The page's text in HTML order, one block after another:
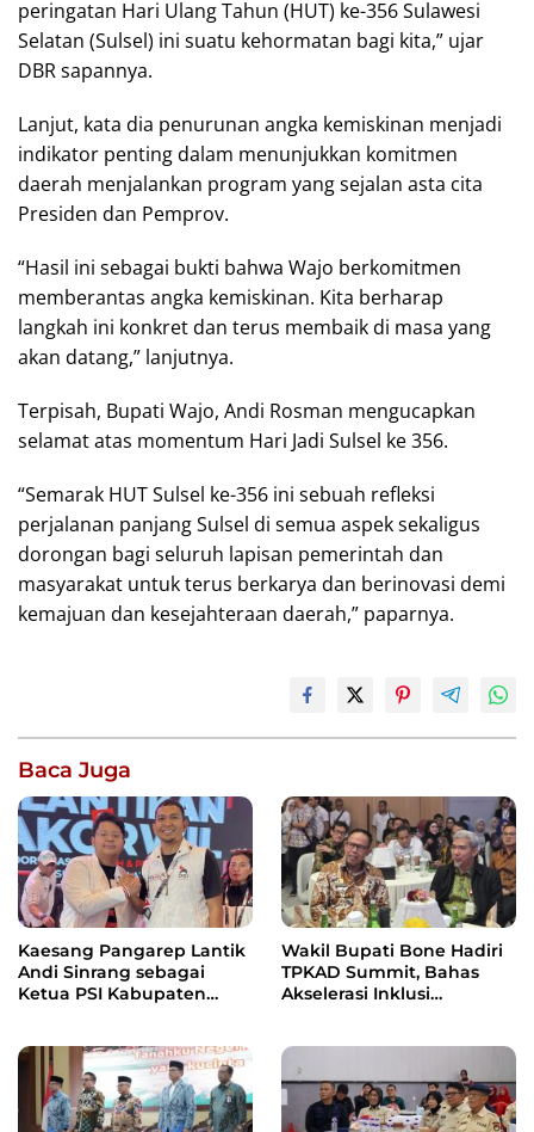
peringatan Hari Ulang Tahun (HUT) ke-356 Sulawesi
Selatan (Sulsel) ini suatu kehormatan bagi kita,” ujar
DBR sapannya.
Lanjut, kata dia penurunan angka kemiskinan menjadi
indikator penting dalam menunjukkan komitmen
daerah menjalankan program yang sejalan asta cita
Presiden dan Pemprov.
“Hasil ini sebagai bukti bahwa Wajo berkomitmen
memberantas angka kemiskinan. Kita berharap
langkah ini konkret dan terus membaik di masa yang
akan datang,” lanjutnya.
Terpisah, Bupati Wajo, Andi Rosman mengucapkan
selamat atas momentum Hari Jadi Sulsel ke 356.
“Semarak HUT Sulsel ke-356 ini sebuah refleksi
perjalanan panjang Sulsel di semua aspek sekaligus
dorongan bagi seluruh lapisan pemerintah dan
masyarakat untuk terus berkarya dan berinovasi demi
kemajuan dan kesejahteraan daerah,” paparnya.
Baca Juga
Kaesang Pangarep Lantik
Andi Sinrang sebagai
Ketua PSI Kabupaten
Wakil Bupati Bone Hadiri
TPKAD Summit, Bahas
Akselerasi Inklusi
Daerah